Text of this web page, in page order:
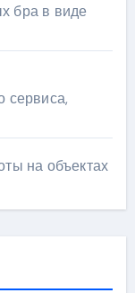
бра в виде
сервиса,
на объектах